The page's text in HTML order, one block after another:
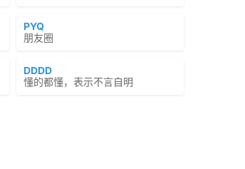
PYQ
朋友圈
DDDD
懂的都懂，表示不言自明